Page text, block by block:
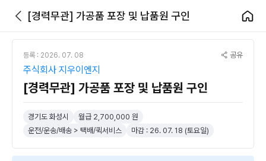
[경력무관] 가공품 포장 및 납품원 구인
등록 : 2026. 07. 08 공유
주식회사 지우이엔지
[경력무관] 가공품 포장 및 납품원 구인
경기도 화성시
월급 2,700,000 원
운전/운송/배송 > 택배/퀵서비스
마감 : 26. 07. 18 (토요일)